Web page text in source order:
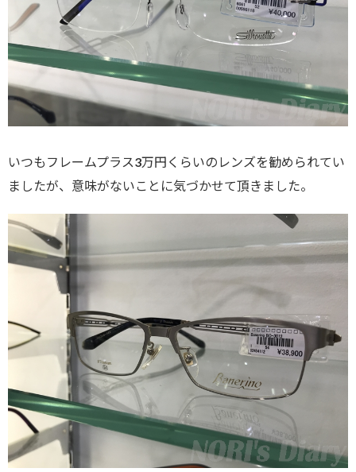
いつもフレームプラス3万円くらいのレンズを勧められてい
ましたが、意味がないことに気づかせて頂きました。